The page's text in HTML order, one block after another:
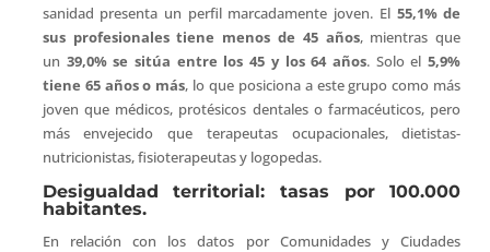
sanidad presenta un perfil marcadamente joven. El 55,1% de
sus profesionales tiene menos de 45 años, mientras que
un 39,0% se sitúa entre los 45 y los 64 años. Solo el5,9%
tiene 65 años o más, lo que posiciona a este grupo como más
joven que médicos, protésicos dentales o farmacéuticos, pero
más envejecido que terapeutas ocupacionales, dietistas-
nutricionistas, fisioterapeutas y logopedas.
Desigualdad territorial: tasas por 100.000
habitantes.
En relación con los datos por Comunidades y Ciudades